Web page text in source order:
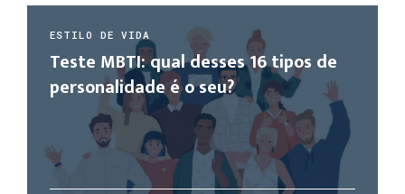
ESTILO DE VIDA
Teste MBTI: qual desses 16 tipos de
personalidade é o seu?